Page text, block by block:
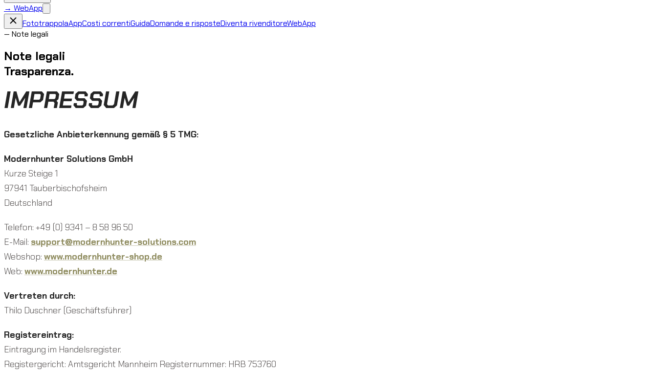
→ WebApp
FototrappolaAppCosti correntiGuidaDomande e risposteDiventa rivenditoreWebApp
— Note legali
Note legali
Trasparenza.
IMPRESSUM
Gesetzliche Anbieterkennung gemäß § 5 TMG:
Modernhunter Solutions GmbH
Kurze Steige 1
97941 Tauberbischofsheim
Deutschland
Telefon: +49 (0) 9341 – 8 58 96 50
E-Mail: support@modernhunter-solutions.com
Webshop: www.modernhunter-shop.de
Web: www.modernhunter.de
Vertreten durch:
Thilo Duschner (Geschäftsführer)
Registereintrag:
Eintragung im Handelsregister.
Registergericht: Amtsgericht Mannheim Registernummer: HRB 753760